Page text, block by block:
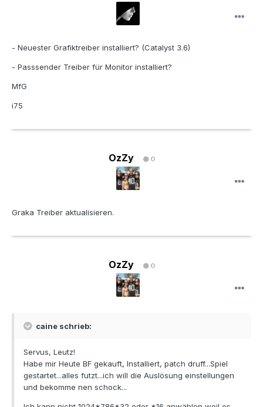
- Neuester Grafiktreiber installiert? (Catalyst 3.6)
- Passsender Treiber für Monitor installiert?
MfG
i75
OzZy 0
Graka Treiber aktualisieren.
OzZy 0
caine schrieb:
Servus, Leutz!
Habe mir Heute BF gekauft, Installiert, patch druff...Spiel
gestartet...alles futzt...ich will die Auslösung einstellungen
und bekomme nen schock...